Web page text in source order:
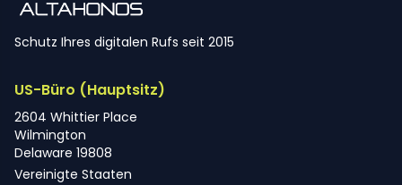
Schutz Ihres digitalen Rufs seit 2015
US-Büro (Hauptsitz)
2604 Whittier Place
Wilmington
Delaware 19808
Vereinigte Staaten